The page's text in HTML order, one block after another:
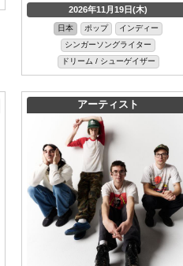
2026年11月19日(木)
日本 ポップ
インディー
シンガーソングライター
ドリーム / シューゲイザー
アーティスト